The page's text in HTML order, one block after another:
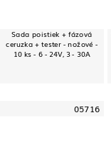
Sada poistiek + fázová
ceruzka + tester - nožové -
10 ks - 6 - 24V, 3 - 30A
05716